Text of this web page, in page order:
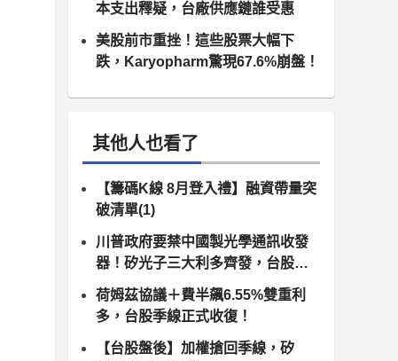
本支出釋疑，台廠供應鏈誰受惠
美股前市重挫！這些股票大幅下
跌，Karyopharm驚現67.6%崩盤！
其他人也看了
【籌碼K線 8月登入禮】融資帶量突
破清單(1)
川普政府要禁中國製光學通訊收發
器！矽光子三大利多齊發，台股供
應鏈同步噴出
荷姆茲協議＋費半飆6.55%雙重利
多，台股季線正式收復！
【台股盤後】加權搶回季線，矽